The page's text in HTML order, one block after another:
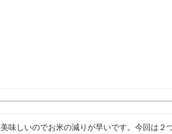
美味しいのでお米の減りが早いです。今回は２